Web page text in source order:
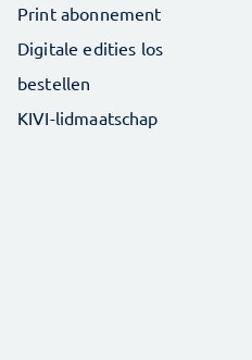
Print abonnement
Digitale edities los
bestellen
KIVI-lidmaatschap